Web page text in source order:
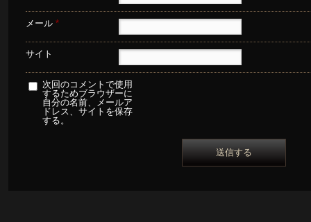
メール *
サイト
次回のコメントで使用
するためブラウザーに
自分の名前、メールア
ドレス、サイトを保存
する。